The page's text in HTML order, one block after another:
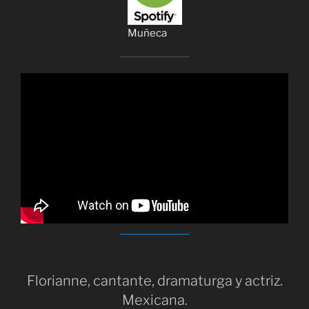
Muñeca
Florianne, cantante, dramaturga y actriz.
Mexicana.